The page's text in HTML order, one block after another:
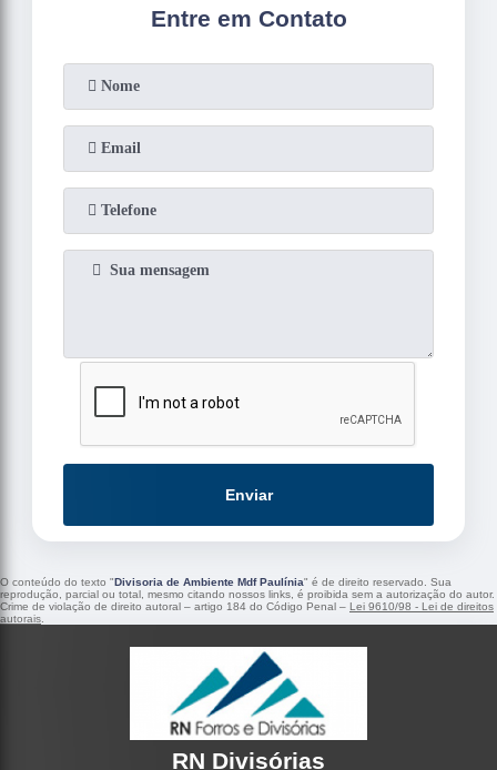
Entre em Contato
Enviar
O conteúdo do texto "Divisoria de Ambiente Mdf Paulínia" é de direito reservado. Sua
reprodução, parcial ou total, mesmo citando nossos links, é proibida sem a autorização do autor.
Crime de violação de direito autoral – artigo 184 do Código Penal – Lei 9610/98 - Lei de direitos
autorais
RN Divisórias